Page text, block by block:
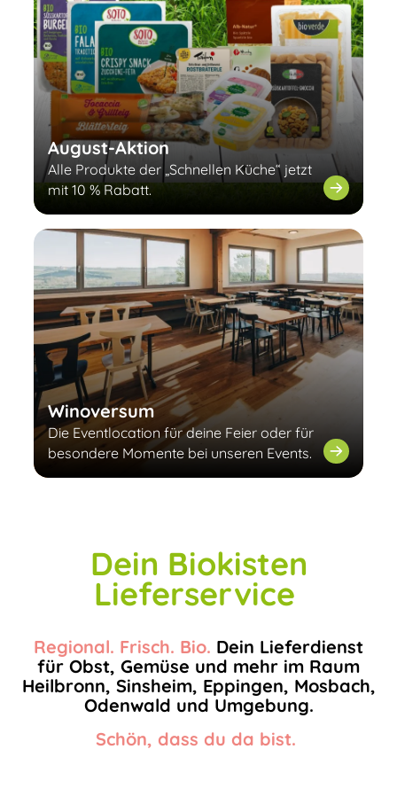
August-Aktion
Alle Produkte der „Schnellen Küche“ jetzt
mit 10 % Rabatt.
Winoversum
Die Eventlocation für deine Feier oder für
besondere Momente bei unseren Events.
Dein Biokisten
Lieferservice
Regional. Frisch. Bio. Dein Lieferdienst
für Obst, Gemüse und mehr im Raum
Heilbronn, Sinsheim, Eppingen, Mosbach,
Odenwald und Umgebung.
Schön, dass du da bist.